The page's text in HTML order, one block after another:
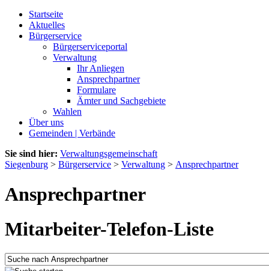
Startseite
Aktuelles
Bürgerservice
Bürgerserviceportal
Verwaltung
Ihr Anliegen
Ansprechpartner
Formulare
Ämter und Sachgebiete
Wahlen
Über uns
Gemeinden | Verbände
Sie sind hier: Verwaltungsgemeinschaft
Siegenburg > Bürgerservice > Verwaltung > Ansprechpartner
Ansprechpartner
Mitarbeiter-Telefon-Liste